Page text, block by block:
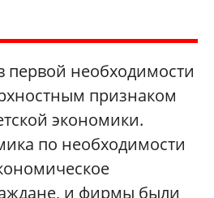
первой необходимости
признаком
экономики.
по необходимости
и фирмы были